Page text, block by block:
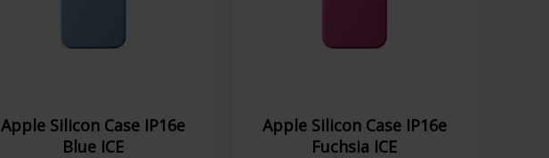
Apple Silicon Case IP16e
Blue ICE
Apple Silicon Case IP16e
Fuchsia ICE